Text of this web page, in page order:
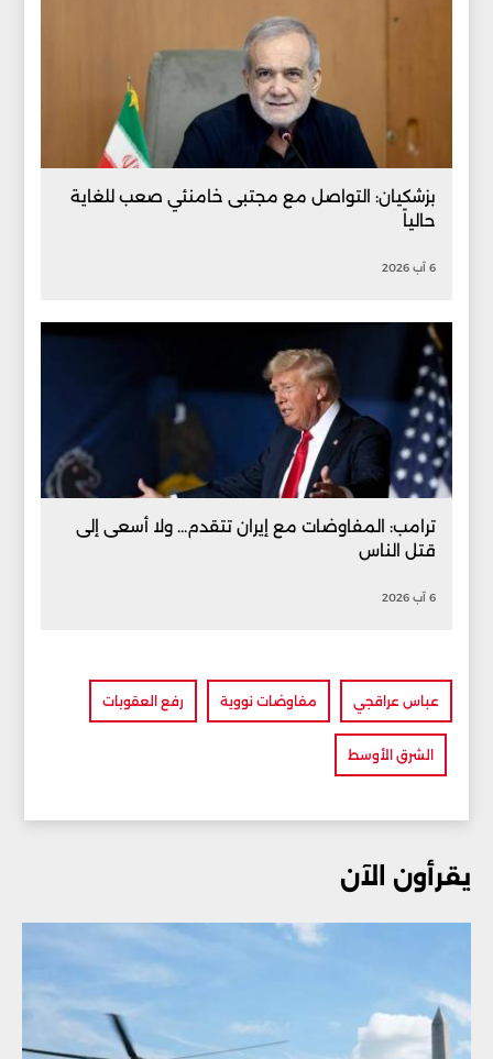
بزشكيان: التواصل مع مجتبى خامنئي صعب للغاية
حالياً
6 آب 2026
ترامب: المفاوضات مع إيران تتقدم... ولا أسعى إلى
قتل الناس
6 آب 2026
عباس عراقجي مفاوضات نووية رفع العقوبات
الشرق الأوسط
يقرأون الآن